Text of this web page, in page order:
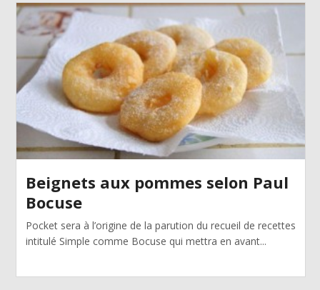
Beignets aux pommes selon Paul
Bocuse
Pocket sera à l’origine de la parution du recueil de recettes
intitulé Simple comme Bocuse qui mettra en avant...